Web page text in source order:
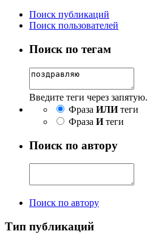
Поиск публикаций
Поиск пользователей
Поиск по тегам
Введите теги через запятую.
Фраза ИЛИтеги
Фраза Итеги
Поиск по автору
Поиск по автору
Тип публикаций